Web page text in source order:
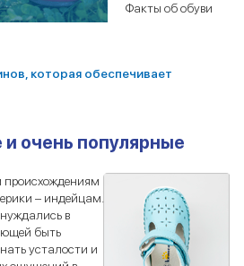
Факты об обуви
которая обеспечивает
очень популярные
– индейцам.
в
быть
усталости и